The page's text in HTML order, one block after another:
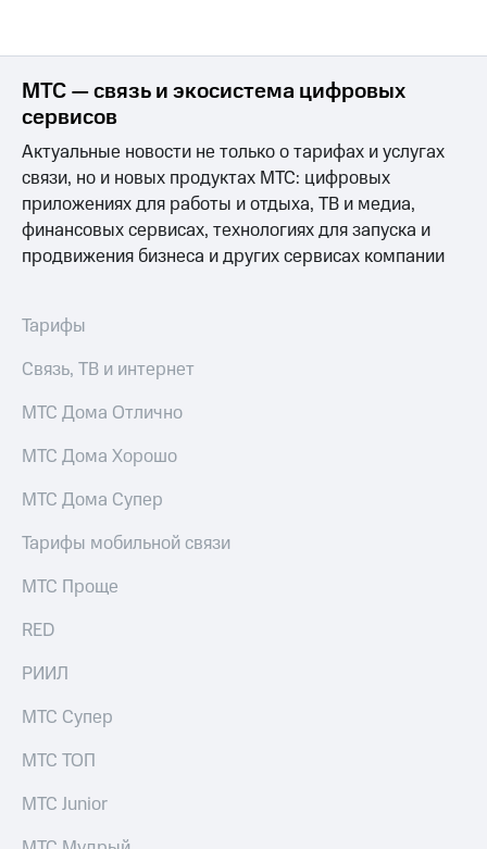
акционера
капитал
Контроль
и
аудит
Рынок
акций
акций
Рынок
Еврооблигации-2023
о
именных
облигаций
развитие
этика
На главную
МТС — связь и экосистема цифровых
сервисов
Актуальные новости не только о тарифах и услугах
связи, но и новых продуктах МТС: цифровых
приложениях для работы и отдыха, ТВ и медиа,
финансовых сервисах, технологиях для запуска и
продвижения бизнеса и других сервисах компании
Тарифы
Связь, ТВ и интернет
МТС Дома Отлично
МТС Дома Хорошо
МТС Дома Супер
Тарифы мобильной связи
МТС Проще
RED
РИИЛ
МТС Супер
МТС ТОП
МТС Junior